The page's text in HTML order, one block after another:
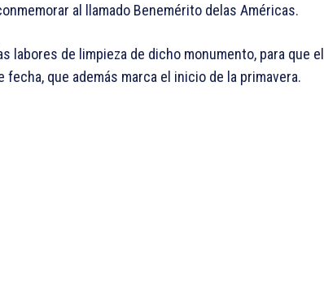
al llamado Benemérito delas Américas.
labores de limpieza de dicho monumento, para que el
que además marca el inicio de la primavera.